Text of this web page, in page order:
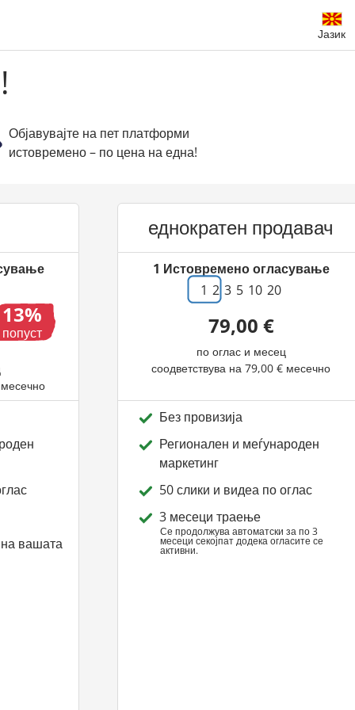
Јазик
Објавувајте на пет платформи
истовремено – по цена на една!
13
попуст
месечно
на вашата
еднократен продавач
1 Истовремено огласување
1 2 3 5 10 20
79,00 €
по оглас и месец
соодветствува на 79,00 € месечно
Без провизија
Регионален и меѓународен
маркетинг
50 слики и видеа по оглас
3 месеци траење
Се продолжува автоматски за по 3
месеци секојпат додека огласите се
активни.